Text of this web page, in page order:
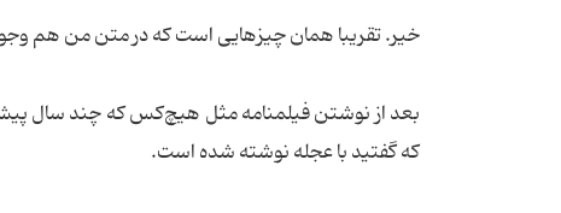
خیر. تقریبا همان چیزهایی است كه در متن من هم
كه گفتید با عجله‌ نوشته شده است.